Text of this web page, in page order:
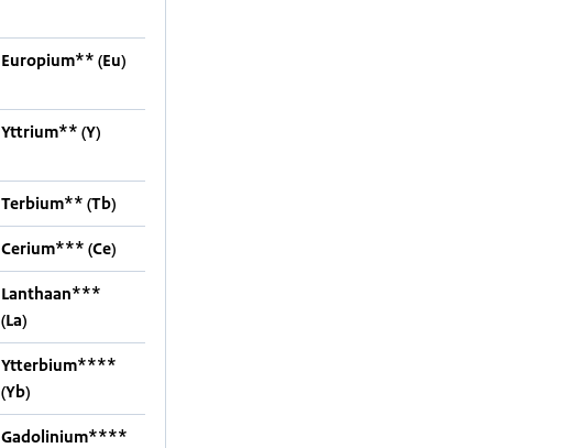
Europium** (Eu)
Yttrium** (Y)
Terbium** (Tb)
Cerium*** (Ce)
Lanthaan***
(La)
Ytterbium****
(Yb)
Gadolinium****